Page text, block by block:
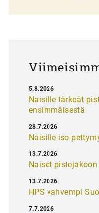
Naisille tärkeät
ensimmäisestä
5.8.2026
Naisille iso
28.7.2026
Naiset
13.7.2026
HPS vahvempi
13.7.2026
7.7.2026